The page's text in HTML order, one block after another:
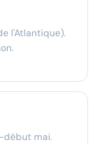
l'Atlantique).
mai.